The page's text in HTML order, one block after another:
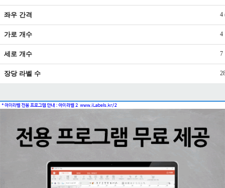
좌우 간격 4
가로 개수 4
세로 개수 7
장당 라벨 수